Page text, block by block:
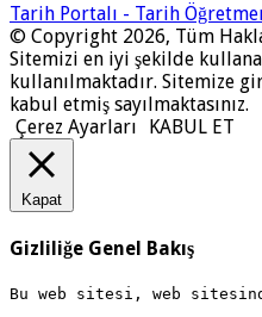
Tarih Portalı - Tarih
© Copyright 2026, Tüm
Sitemizi en iyi şekilde
kullanılmaktadır. Sitemize
kabul etmiş sayılmaktasınız.
Çerez Ayarları
KABUL ET
Kapat
Gizliliğe Genel Bakış
Bu web sitesi, web